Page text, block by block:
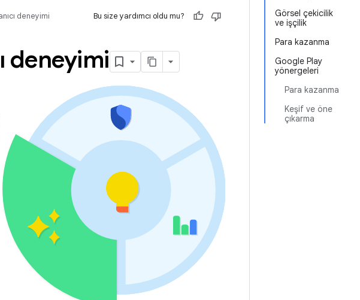
Görsel çekicilik
ve işçilik
Para kazanma
Google Play
yönergeleri
Para kazanma
Keşif ve öne
çıkarma
deneyimi Bu size yardımcı oldu mu?
deneyimi